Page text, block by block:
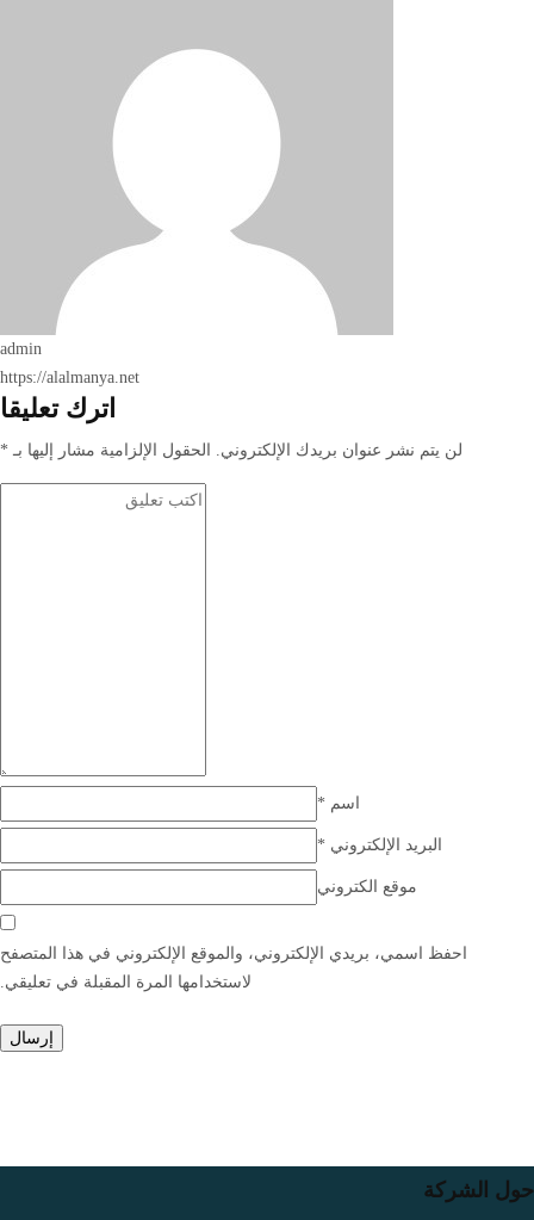
admin
https://alalmanya.net
اترك تعليقا
لن يتم نشر عنوان بريدك الإلكتروني. الحقول الإلزامية مشار إليها بـ *
اسم *
البريد الإلكتروني *
موقع الكتروني
احفظ اسمي، بريدي الإلكتروني، والموقع الإلكتروني في هذا المتصفح
لاستخدامها المرة المقبلة في تعليقي.
حول الشركة